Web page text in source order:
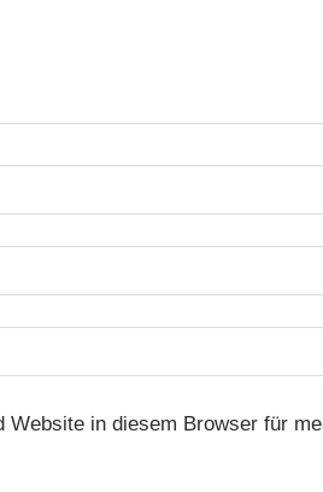
Website in diesem Browser für